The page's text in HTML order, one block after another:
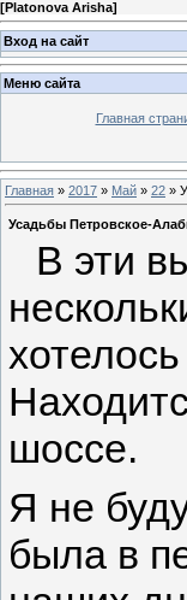
[Platonova Arisha]
Вход на сайт
Меню сайта
Главная
Главная » 2017 » Май » 22 »
Усадьбы Петровское-
В эти
шоссе.
Я не
была в